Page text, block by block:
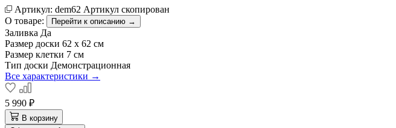
Артикул: dem62 Артикул скопирован
О товаре:
Перейти к описанию →
Заливка Да
Размер доски 62 х 62 см
Размер клетки 7 см
Тип доски Демонстрационная
Все характеристики →
5 990 ₽
В корзину